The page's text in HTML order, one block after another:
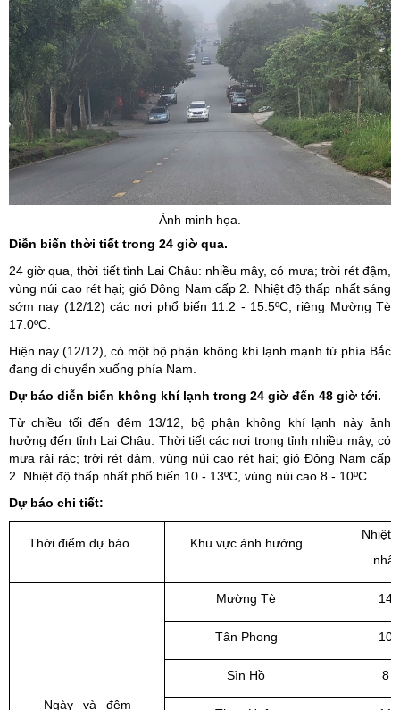
Ảnh minh họa.
Diễn biến thời tiết trong 24 giờ qua.
24 giờ qua, thời tiết tỉnh Lai Châu: nhiều mây, có mưa; trời rét đậm,
vùng núi cao rét hại; gió Đông Nam cấp 2. Nhiệt độ thấp nhất sáng
sớm nay (12/12) các nơi phổ biến 11.2 - 15.5ºC, riêng Mường Tè
17.0ºC.
Hiện nay (12/12), có một bộ phận không khí lạnh mạnh từ phía Bắc
đang di chuyển xuống phía Nam.
Dự báo diễn biến không khí lạnh trong 24 giờ đến 48 giờ tới.
Từ chiều tối đến đêm 13/12, bộ phận không khí lạnh này ảnh
hưởng đến tỉnh Lai Châu. Thời tiết các nơi trong tỉnh nhiều mây, có
mưa rải rác; trời rét đậm, vùng núi cao rét hại; gió Đông Nam cấp
2. Nhiệt độ thấp nhất phổ biến 10 - 13ºC, vùng núi cao 8 - 10ºC.
Dự báo chi tiết:
Thời điểm dự báo Khu vực ảnh hưởng
Nhiệt
Ngày và đêm
Mường Tè 14
Tân Phong 10
Sìn Hồ 8